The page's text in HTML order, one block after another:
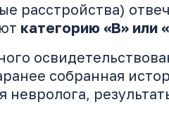
расстройства)
категорию «В» или
собранная
невролога,